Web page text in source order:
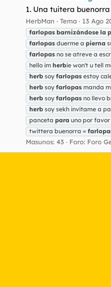
1. Una tuitera buenorra
HerbMan Tema 13 Ago
farlopas barnizándose la
farlopas duerme a pierna
farlopas no se atreve a
hello im herbie won't u tell
herb soy farlopas estoy
herb soy farlopas manda
herb soy farlopas no llevo
herb soy sekh invítame a
panceta para uno por favor
twittera buenorra =
Masunos: 43 Foro: Foro